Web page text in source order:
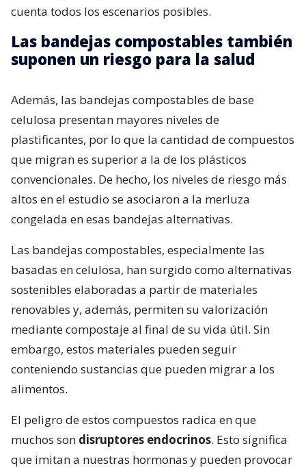
cuenta todos los escenarios posibles.
Las bandejas compostables también
suponen un riesgo para la salud
Además, las bandejas compostables de base
celulosa presentan mayores niveles de
plastificantes, por lo que la cantidad de compuestos
que migran es superior a la de los plásticos
convencionales. De hecho, los niveles de riesgo más
altos en el estudio se asociaron a la merluza
congelada en esas bandejas alternativas.
Las bandejas compostables, especialmente las
basadas en celulosa, han surgido como alternativas
sostenibles elaboradas a partir de materiales
renovables y, además, permiten su valorización
mediante compostaje al final de su vida útil. Sin
embargo, estos materiales pueden seguir
conteniendo sustancias que pueden migrar a los
alimentos.
El peligro de estos compuestos radica en que
muchos son disruptores endocrinos. Esto significa
que imitan a nuestras hormonas y pueden provocar